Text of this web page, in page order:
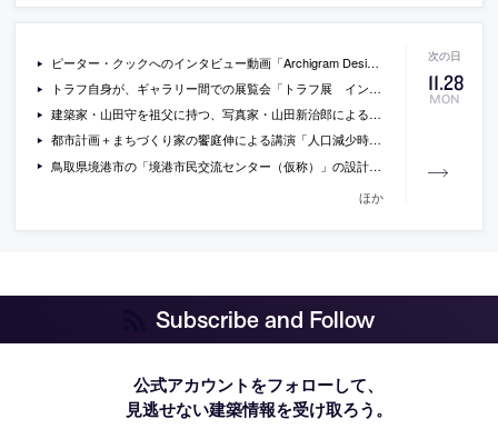
11.28
MON
ピーター・クックへのインタビュー動画「Archigram Designs Were Always Meant to Be Built」
トラフ自身が、ギャラリー間での展覧会「トラフ展 インサイド・アウト」を解説している動画
建築家・山田守を祖父に持つ、写真家・山田新治郎による、山田守の建築をテーマにした写真作品
都市計画＋まちづくり家の饗庭伸による講演「人口減少時代をデザインする都市計画／都市をたたむ」の動画
鳥取県境港市の「境港市民交流センター（仮称）」の設計者に選ばれた、石本建築・桑本総合設計共同企業体の提案書
ほか
Subscribe and Follow
公式アカウントをフォローして、
見逃せない建築情報を受け取ろう。